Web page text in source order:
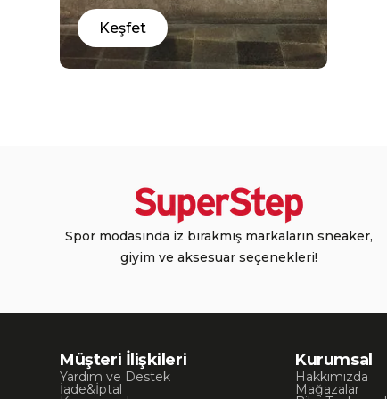
Keşfet
Spor modasında iz bırakmış markaların sneaker,
giyim ve aksesuar seçenekleri!
Müşteri İlişkileri
Yardım ve Destek
İade&İptal
Kurumsal
Hakkımızda
Mağazalar